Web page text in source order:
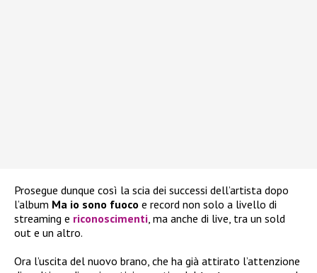
Prosegue dunque così la scia dei successi dell’artista dopo
l’album Ma io sono fuoco e record non solo a livello di
streaming e riconoscimenti, ma anche di live, tra un sold
out e un altro.
Ora l’uscita del nuovo brano, che ha già attirato l’attenzione